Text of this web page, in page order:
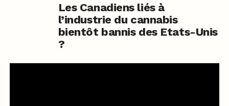
Les Canadiens liés à
l’industrie du cannabis
bientôt bannis des Etats-Unis
?